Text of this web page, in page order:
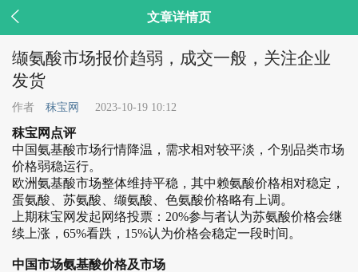
 文章详情页
缬氨酸市场报价趋弱，成交一般，关注企业
发货
作者 秣宝网 2023-10-19 10:12
秣宝网点评
中国氨基酸市场行情降温，需求相对较平淡，个别品类市场
价格弱稳运行。
欧洲氨基酸市场整体维持平稳，其中赖氨酸价格相对稳定，
蛋氨酸、苏氨酸、缬氨酸、色氨酸价格略有上调。
上期秣宝网发起网络投票：20%参与者认为苏氨酸价格会继
续上涨，65%看跌，15%认为价格会稳定一段时间。
中国市场氨基酸价格及市场